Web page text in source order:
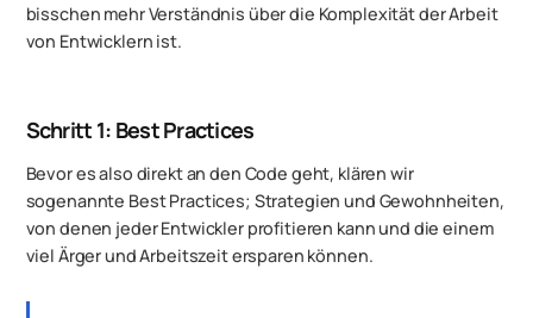
bisschen mehr Verständnis über die Komplexität der Arbeit
von Entwicklern ist.
Schritt 1: Best Practices
Bevor es also direkt an den Code geht, klären wir
sogenannte Best Practices; Strategien und Gewohnheiten,
von denen jeder Entwickler profitieren kann und die einem
viel Ärger und Arbeitszeit ersparen können.